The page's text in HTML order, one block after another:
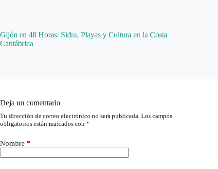
Gijón en 48 Horas: Sidra, Playas y Cultura en la Costa
Cantábrica
Deja un comentario
Tu dirección de correo electrónico no será publicada. Los campos
obligatorios están marcados con *
Nombre *